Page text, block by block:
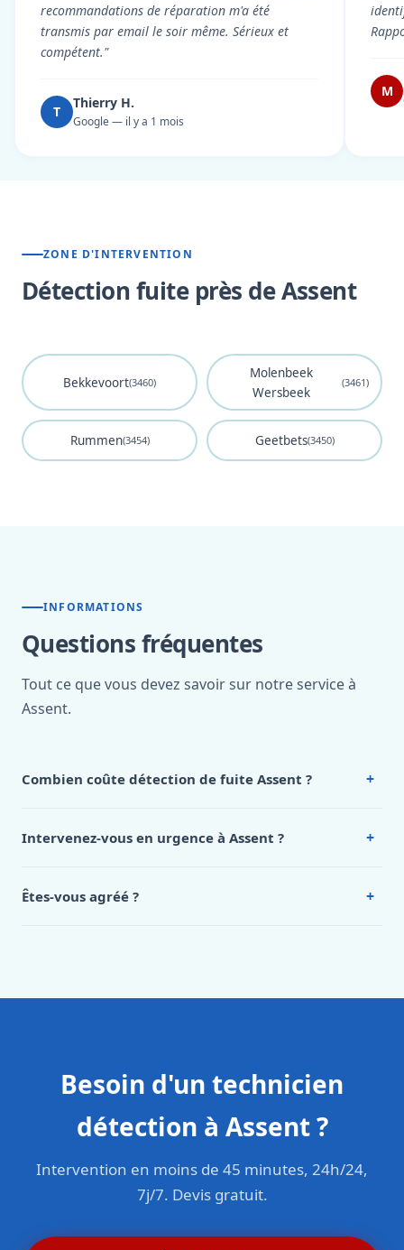
recommandations de réparation m'a été
transmis par email le soir même. Sérieux et
compétent."
T
Thierry H.
Google — il y a 1 mois
M
ZONE D'INTERVENTION
Détection fuite près de Assent
Bekkevoort(3460)
Molenbeek
Wersbeek
(3461)
Rummen(3454) Geetbets(3450)
INFORMATIONS
Questions fréquentes
Tout ce que vous devez savoir sur notre service à
Assent.
Combien coûte détection de fuite Assent ? +
appelez le 0472 53 24 26.
Intervenez-vous en urgence à Assent ? +
Êtes-vous agréé ? +
Besoin d'un technicien
détection à Assent ?
Intervention en moins de 45 minutes, 24h/24,
7j/7. Devis gratuit.